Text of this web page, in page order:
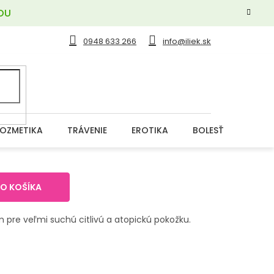
0948 633 266 info@iliek.sk
TRÁVENIE EROTIKA BOLESŤ
KOŠÍKA
pre veľmi suchú citlivú a atopickú pokožku.